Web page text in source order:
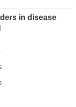
in disease